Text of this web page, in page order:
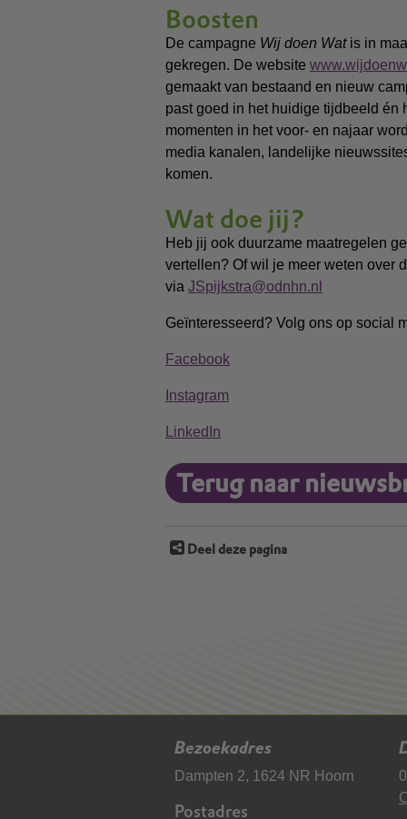
Boosten
De campagne Wij doen Watis in
gekregen. De website
gemaakt van bestaand en nieuw
past goed in het huidige tijdbeeld én
momenten in het voor- en najaar
media kanalen, landelijke
komen.
Wat doe jij?
Heb jij ook duurzame maatregelen
vertellen? Of wil je meer weten over
via JSpijkstra@odnhn.nl
Geïnteresseerd? Volg ons op social
Facebook
Instagram
LinkedIn
Terug naar
Deel deze pagina
Bezoekadres
Dampten 2, 1624 NR Hoorn
Postadres